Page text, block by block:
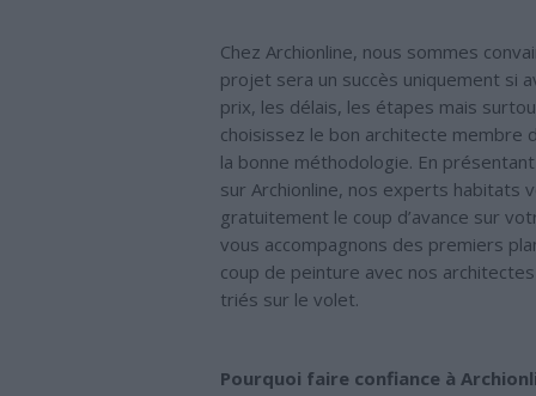
Chez Archionline, nous sommes
projet sera un succès uniquement si
prix, les délais, les étapes mais
choisissez le bon architecte membre
la bonne méthodologie. En
sur Archionline, nos experts habitats
gratuitement le coup d’avance sur
vous accompagnons des premiers
coup de peinture avec nos
triés sur le volet.
Pourquoi faire confiance à